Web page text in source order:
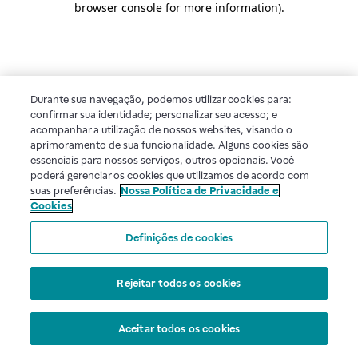
browser console for more information).
Durante sua navegação, podemos utilizar cookies para:
confirmar sua identidade; personalizar seu acesso; e
acompanhar a utilização de nossos websites, visando o
aprimoramento de sua funcionalidade. Alguns cookies são
essenciais para nossos serviços, outros opcionais. Você
poderá gerenciar os cookies que utilizamos de acordo com
suas preferências. Nossa Política de Privacidade e
Cookies
Definições de cookies
Rejeitar todos os cookies
Aceitar todos os cookies